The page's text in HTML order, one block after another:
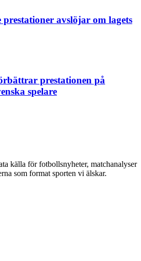
prestationer avslöjar om lagets
prestationen på
spelare
källa för fotbollsnyheter, matchanalyser
som format sporten vi älskar.